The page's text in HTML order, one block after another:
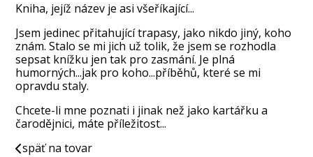
Kniha, jejíž název je asi všeříkající...
Jsem jedinec přitahující trapasy, jako nikdo jiný, koho
znám. Stalo se mi jich už tolik, že jsem se rozhodla
sepsat knížku jen tak pro zasmání. Je plná
humorných...jak pro koho...příběhů, které se mi
opravdu staly.
Chcete-li mne poznati i jinak než jako kartářku a
čarodějnici, máte příležitost...
späť na tovar